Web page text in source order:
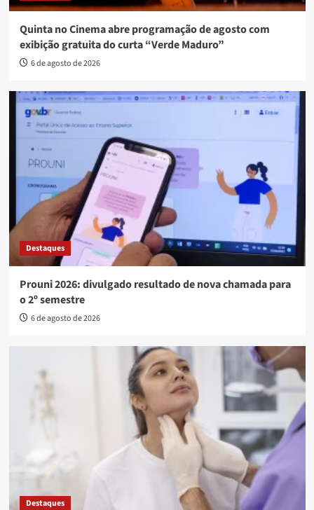
Quinta no Cinema abre programação de agosto com
exibição gratuita do curta “Verde Maduro”
6 de agosto de 2026
Destaques
Prouni 2026: divulgado resultado de nova chamada para
o 2º semestre
6 de agosto de 2026
Destaques